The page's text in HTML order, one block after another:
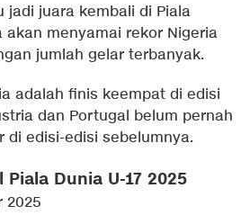
jadi juara kembali di Piala
akan menyamai rekor Nigeria
jumlah gelar terbanyak.
adalah finis keempat di edisi
dan Portugal belum pernah
di edisi-edisi sebelumnya.
Dunia U-17 2025
2025